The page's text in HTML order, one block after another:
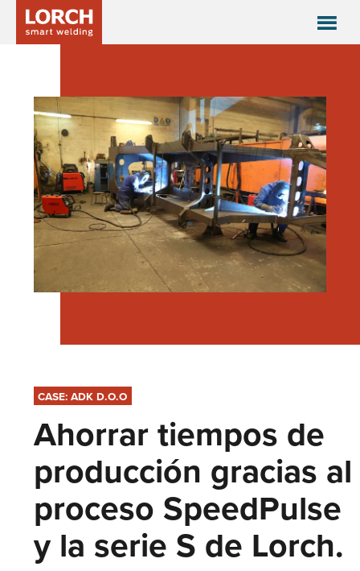
CASE: ADK D.O.O
Ahorrar tiempos de
producción gracias al
proceso SpeedPulse
y la serie S de Lorch.